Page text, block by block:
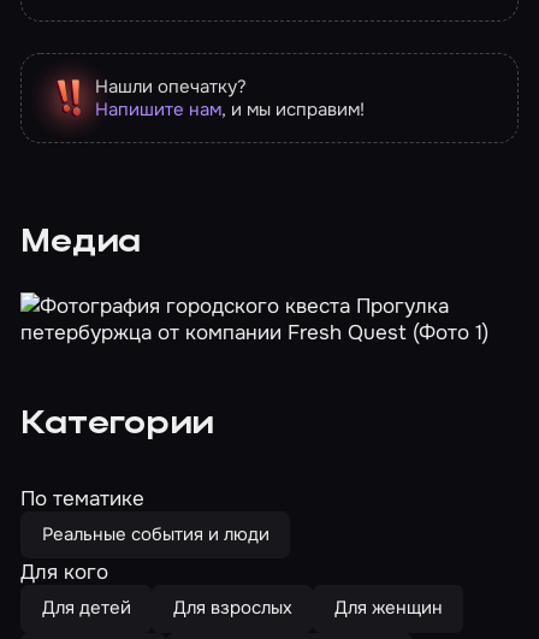
Нашли опечатку?
Напишите нам, и мы исправим!
Медиа
Категории
По тематике
Реальные события и люди
Для кого
Для детей Для взрослых
Для женщин